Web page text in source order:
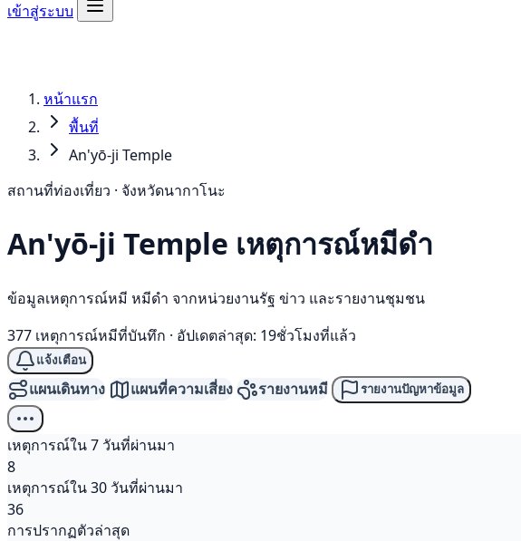
เข้าสู่ระบบ
หน้าแรก
พื้นที่
An'yō-ji Temple
สถานที่ท่องเที่ยว · จังหวัดนากาโนะ
An'yō-ji Temple เหตุการณ์หมีดำ
ข้อมูลเหตุการณ์หมี หมีดำ จากหน่วยงานรัฐ ข่าว และรายงานชุมชน
377 เหตุการณ์หมีที่บันทึก · อัปเดตล่าสุด: 19ชั่วโมงที่แล้ว
แจ้งเตือน
แผนเดินทาง แผนที่ความเสี่ยง รายงานหมี รายงานปัญหาข้อมูล
เหตุการณ์ใน 7 วันที่ผ่านมา
8
เหตุการณ์ใน 30 วันที่ผ่านมา
36
การปรากฏตัวล่าสุด